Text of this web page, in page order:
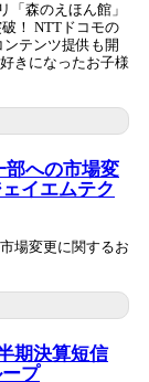
「森のえほん館」
！ NTTドコモの
テンツ提供も開
きになったお子様
部への市場変
イエムテク
場変更に関するお
期決算短信
プ